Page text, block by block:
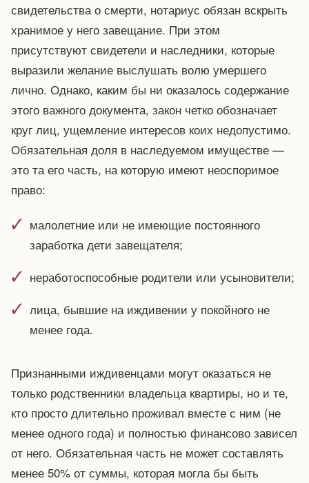
свидетельства о смерти, нотариус обязан вскрыть
хранимое у него завещание. При этом
присутствуют свидетели и наследники, которые
выразили желание выслушать волю умершего
лично. Однако, каким бы ни оказалось содержание
этого важного документа, закон четко обозначает
круг лиц, ущемление интересов коих недопустимо.
Обязательная доля в наследуемом имуществе —
это та его часть, на которую имеют неоспоримое
право:
малолетние или не имеющие постоянного
заработка дети завещателя;
неработоспособные родители или усыновители;
лица, бывшие на иждивении у покойного не
менее года.
Признанными иждивенцами могут оказаться не
только родственники владельца квартиры, но и те,
кто просто длительно проживал вместе с ним (не
менее одного года) и полностью финансово зависел
от него. Обязательная часть не может составлять
менее 50% от суммы, которая могла бы быть